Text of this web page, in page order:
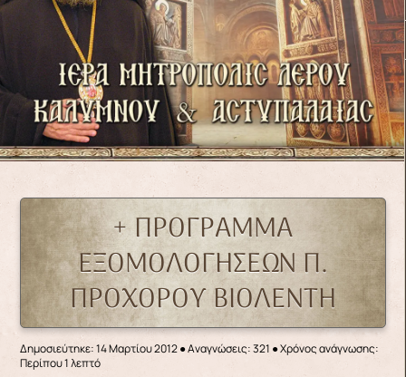
+ ΠΡΟΓΡΑΜΜΑ
ΕΞΟΜΟΛΟΓΗΣΕΩΝ Π.
ΠΡΟΧΟΡΟΥ ΒΙΟΛΕΝΤΗ
Δημοσιεύτηκε: 14 Μαρτίου 2012●Αναγνώσεις: 321 ● Χρόνος ανάγνωσης:
Περίπου 1 λεπτό